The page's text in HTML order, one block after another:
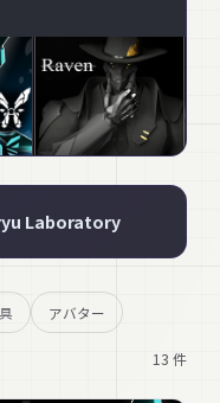
Laboratory
アバター
13 件